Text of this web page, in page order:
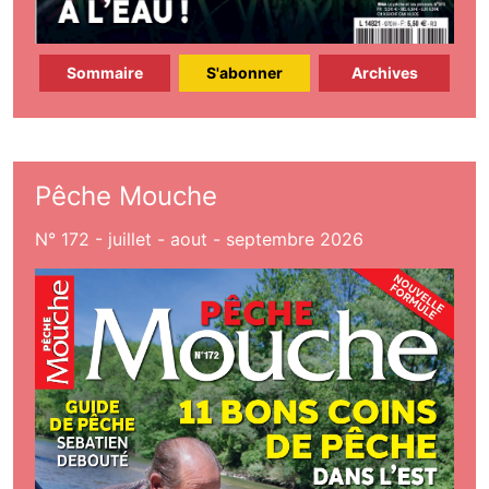
Sommaire S'abonner Archives
Pêche Mouche
N° 172 - juillet - aout - septembre 2026